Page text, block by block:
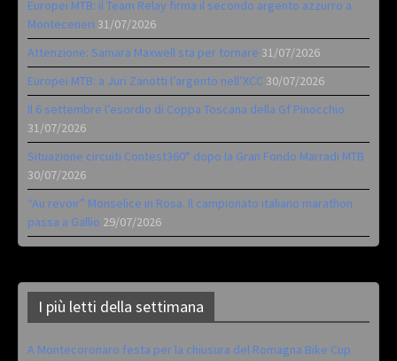
Europei MTB: il Team Relay firma il secondo argento azzurro a
Monteceneri 31/07/2026
Attenzione: Samara Maxwell sta per tornare 31/07/2026
Europei MTB: a Juri Zanotti l’argento nell’XCC 30/07/2026
Il 6 settembre l’esordio di Coppa Toscana della Gf Pinocchio
31/07/2026
Situazione circuiti Contest360° dopo la Gran Fondo Marradi MTB
30/07/2026
“Au revoir” Monselice in Rosa. Il campionato italiano marathon
passa a Gallio 29/07/2026
I più letti della settimana
A Montecoronaro festa per la chiusura del Romagna Bike Cup